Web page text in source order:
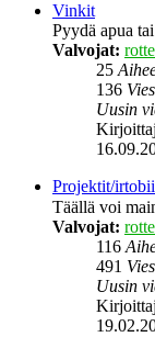
Vinkit
Pyydä apua
Valvojat:
25
136
Uusin
Projektit/
Täällä voi
Valvojat:
116
491
Uusin